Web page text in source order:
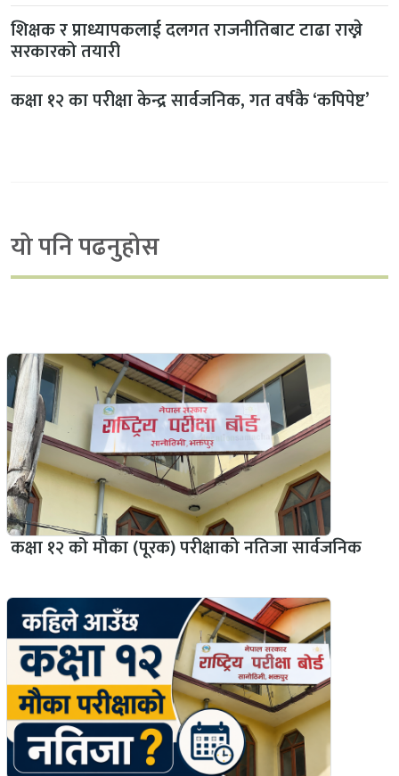
शिक्षक र प्राध्यापकलाई दलगत राजनीतिबाट टाढा राख्ने
सरकारको तयारी
कक्षा १२ का परीक्षा केन्द्र सार्वजनिक, गत वर्षकै ‘कपिपेष्ट’
यो पनि पढनुहोस
कक्षा १२ को मौका (पूरक) परीक्षाको नतिजा सार्वजनिक